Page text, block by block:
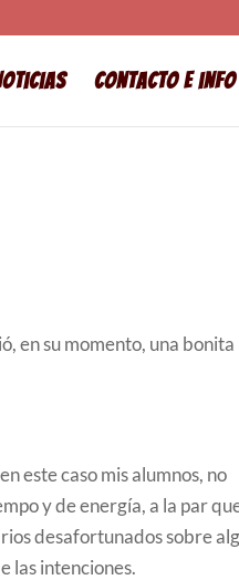
Contacto e info
en su momento, una bonita
este caso mis alumnos, no
y de energía, a la par
desafortunados sobre
las intenciones.